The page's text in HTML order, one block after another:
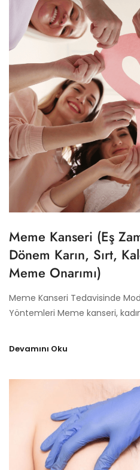
Meme Kanseri (eş
Dönem Karın, Sırt,
Meme Onarımı)
Meme Kanseri Tedavisinde
Yöntemleri Meme kanseri,
Devamını Oku